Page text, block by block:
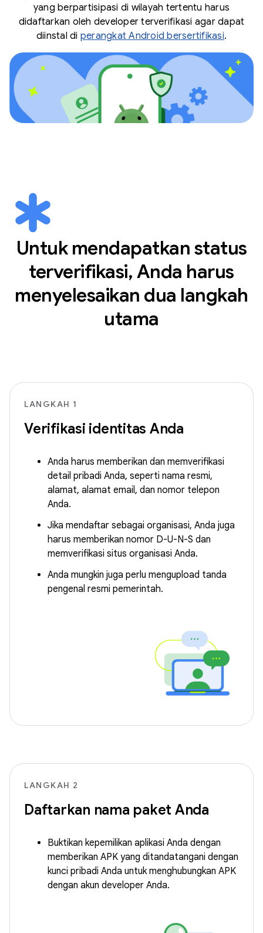
yang berpartisipasi di wilayah tertentu harus
didaftarkan oleh developer terverifikasi agar dapat
diinstal di perangkat Android bersertifikasi.
Untuk mendapatkan status
terverifikasi, Anda harus
menyelesaikan dua langkah
utama
LANGKAH 1
Verifikasi identitas Anda
Anda harus memberikan dan memverifikasi
detail pribadi Anda, seperti nama resmi,
alamat, alamat email, dan nomor telepon
Anda.
Jika mendaftar sebagai organisasi, Anda juga
harus memberikan nomor D-U-N-S dan
memverifikasi situs organisasi Anda.
Anda mungkin juga perlu mengupload tanda
pengenal resmi pemerintah.
LANGKAH 2
Daftarkan nama paket Anda
Buktikan kepemilikan aplikasi Anda dengan
memberikan APK yang ditandatangani dengan
kunci pribadi Anda untuk menghubungkan APK
dengan akun developer Anda.